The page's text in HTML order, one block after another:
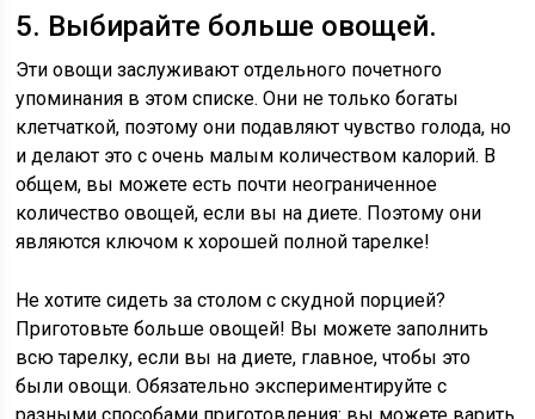
5. Выбирайте больше овощей.
Эти овощи заслуживают отдельного почетного
упоминания в этом списке. Они не только богаты
клетчаткой, поэтому они подавляют чувство голода, но
и делают это с очень малым количеством калорий. В
общем, вы можете есть почти неограниченное
количество овощей, если вы на диете. Поэтому они
являются ключом к хорошей полной тарелке!
Не хотите сидеть за столом с скудной порцией?
Приготовьте больше овощей! Вы можете заполнить
всю тарелку, если вы на диете, главное, чтобы это
были овощи. Обязательно экспериментируйте с